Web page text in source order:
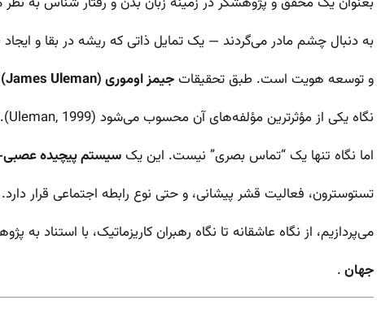
به دنبال چشم مادر می‌گردند — یک تمایل ذاتی که ریشه در بقا و
و توسعه هویت است. طبق تحقیقاتجیمز اوموری (James Uleman)
نگاه یکی از مؤثرترین مؤلفه‌های آن محسوب می‌شود (Uleman, 1999).
اما نگاه تنها یک “تماس بصری” نیست. این یکسیستم پیچیده
تستوسترون، فعالیت قشر پیشانی، و حتی نوع رابطه اجتماعی قرار
می‌پردازیم، از نگاه عاشقانه تا نگاه رهبران کاریزماتیک، با استناد به
جهان.